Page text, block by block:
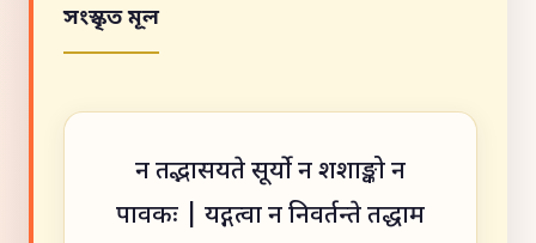
সংস্কৃত মূল
न तद्भासयते सूर्यो न शशाङ्को न
पावकः | यद्गत्वा न निवर्तन्ते तद्धाम